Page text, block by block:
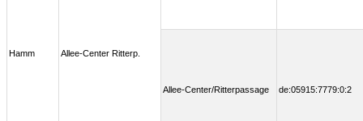
Hamm Allee-Center Ritterp.
Allee-Center/Ritterpassage de:05915:7779:0:2